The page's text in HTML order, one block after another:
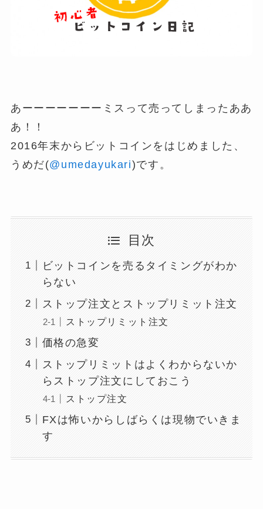
あーーーーーーーミスって売ってしまったああ
あ！！
2016年末からビットコインをはじめました、
うめだ(@umedayukari)です。
目次
ビットコインを売るタイミングがわか
らない
ストップ注文とストップリミット注文
ストップリミット注文
価格の急変
ストップリミットはよくわからないか
らストップ注文にしておこう
ストップ注文
FXは怖いからしばらくは現物でいきま
す